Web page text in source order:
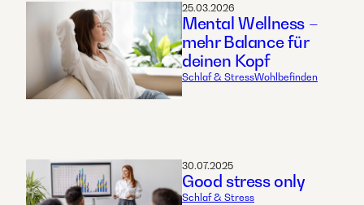
25.03.2026
Mental Wellness –
mehr Balance für
deinen Kopf
Schlaf & StressWohlbefinden
30.07.2025
Good stress only
Schlaf & Stress